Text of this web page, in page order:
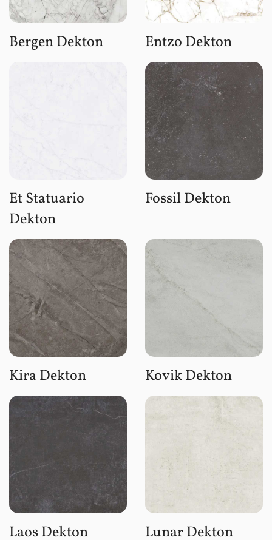
Bergen Dekton Entzo Dekton
Et Statuario
Dekton
Fossil Dekton
Kira Dekton Kovik Dekton
Laos Dekton Lunar Dekton